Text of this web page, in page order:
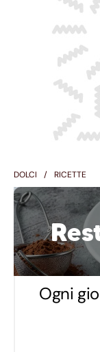
DOLCI RICETTE
Ogni